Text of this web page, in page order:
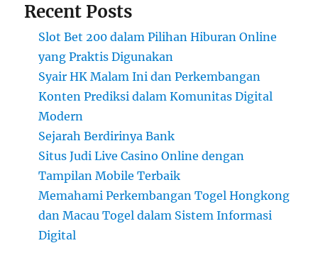
Recent Posts
Slot Bet 200 dalam Pilihan Hiburan Online
yang Praktis Digunakan
Syair HK Malam Ini dan Perkembangan
Konten Prediksi dalam Komunitas Digital
Modern
Sejarah Berdirinya Bank
Situs Judi Live Casino Online dengan
Tampilan Mobile Terbaik
Memahami Perkembangan Togel Hongkong
dan Macau Togel dalam Sistem Informasi
Digital